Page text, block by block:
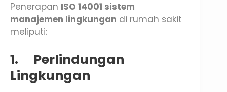
Penerapan ISO 14001 sistem
manajemen lingkungan di rumah sakit
meliputi:
1. Perlindungan
Lingkungan